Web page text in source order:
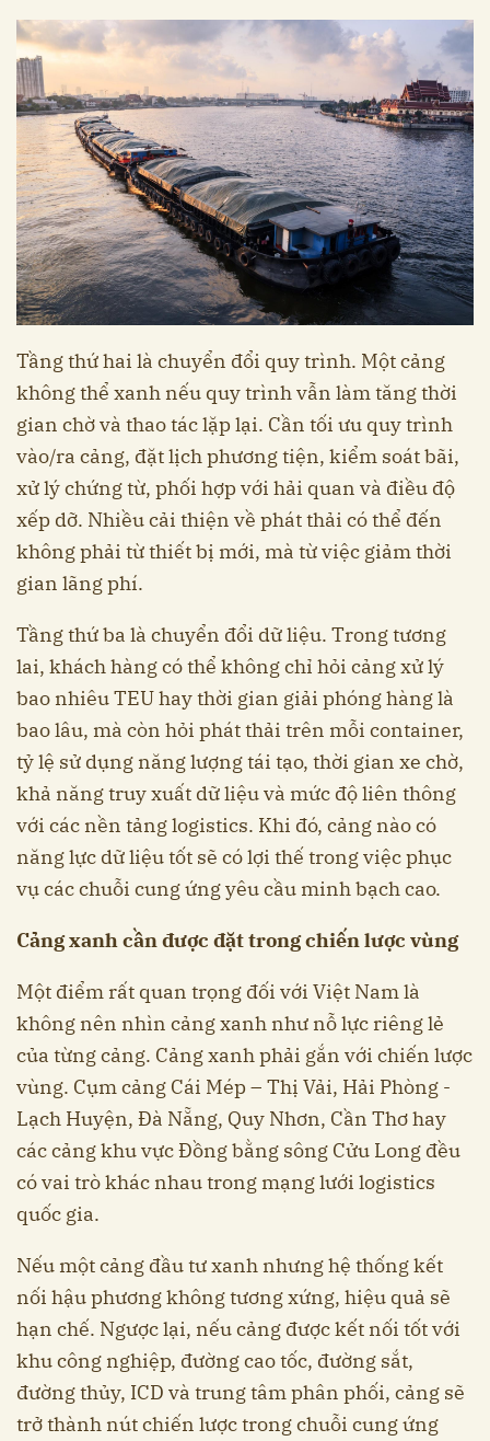
Tầng thứ hai là chuyển đổi quy trình. Một cảng
không thể xanh nếu quy trình vẫn làm tăng thời
gian chờ và thao tác lặp lại. Cần tối ưu quy trình
vào/ra cảng, đặt lịch phương tiện, kiểm soát bãi,
xử lý chứng từ, phối hợp với hải quan và điều độ
xếp dỡ. Nhiều cải thiện về phát thải có thể đến
không phải từ thiết bị mới, mà từ việc giảm thời
gian lãng phí.
Tầng thứ ba là chuyển đổi dữ liệu. Trong tương
lai, khách hàng có thể không chỉ hỏi cảng xử lý
bao nhiêu TEU hay thời gian giải phóng hàng là
bao lâu, mà còn hỏi phát thải trên mỗi container,
tỷ lệ sử dụng năng lượng tái tạo, thời gian xe chờ,
khả năng truy xuất dữ liệu và mức độ liên thông
với các nền tảng logistics. Khi đó, cảng nào có
năng lực dữ liệu tốt sẽ có lợi thế trong việc phục
vụ các chuỗi cung ứng yêu cầu minh bạch cao.
Cảng xanh cần được đặt trong chiến lược vùng
Một điểm rất quan trọng đối với Việt Nam là
không nên nhìn cảng xanh như nỗ lực riêng lẻ
của từng cảng. Cảng xanh phải gắn với chiến lược
vùng. Cụm cảng Cái Mép – Thị Vải, Hải Phòng -
Lạch Huyện, Đà Nẵng, Quy Nhơn, Cần Thơ hay
các cảng khu vực Đồng bằng sông Cửu Long đều
có vai trò khác nhau trong mạng lưới logistics
quốc gia.
Nếu một cảng đầu tư xanh nhưng hệ thống kết
nối hậu phương không tương xứng, hiệu quả sẽ
hạn chế. Ngược lại, nếu cảng được kết nối tốt với
khu công nghiệp, đường cao tốc, đường sắt,
đường thủy, ICD và trung tâm phân phối, cảng sẽ
trở thành nút chiến lược trong chuỗi cung ứng